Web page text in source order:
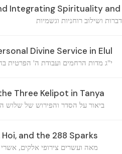
Integrating Spirituality
ושילוב רוחניות וגשמיות
Divine Service in Elul
י"ג מדות הרחמים ועבודת ה' הפרטית
Three Kelipot in Tanya
ביאור על הסדר והפירוש של שלוש
and the 288 Sparks
מאה ועשרים צירופי אלקים, אשרי